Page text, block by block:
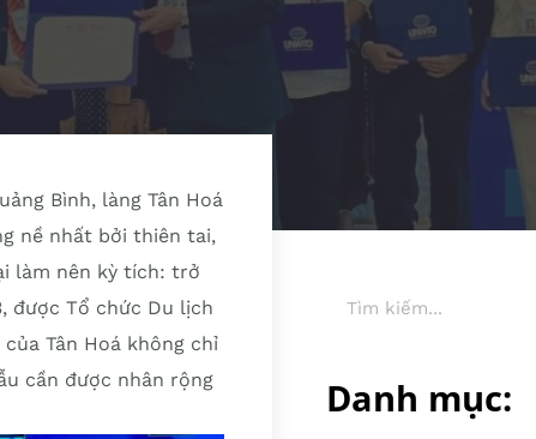
Bình, làng Tân Hoá
nề nhất bởi thiên tai,
làm nên kỳ tích: trở
được Tổ chức Du lịch
Tân Hoá không chỉ
cần được nhân rộng
Danh mục: